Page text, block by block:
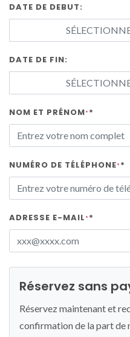
DATE DE DEBUT:
DATE DE FIN:
NOM ET PRÉNOM* *
NUMÉRO DE TÉLÉPHONE* *
ADRESSE E-MAIL * *
Réservez sans
Réservez maintenant et
confirmation de la part de